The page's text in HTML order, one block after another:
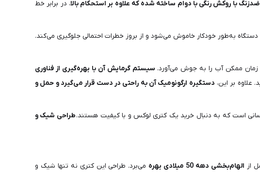
با روکش رنگی با دوام ساخته شده که علاوه بر استحکام بالا، در برابر خط
به‌طور خودکار خاموش می‌شود و از بروز خطرات احتمالی جلوگیری می‌کند.
زمان ممکن آب را به جوش می‌آورد. سیستم گرمایش آن با بهره‌گیری از فناوری
علاوه بر این، دستگیره ارگونومیک آن به راحتی در دست قرار می‌گیرد و حمل و
است که به دنبال خرید یک کتری لوکس و با کیفیت هستند.طراحی شیک و
از الهام‌بخشی دهه 50 میلادی بهره
می‌برد. طراحی این کتری نه تنها شیک و